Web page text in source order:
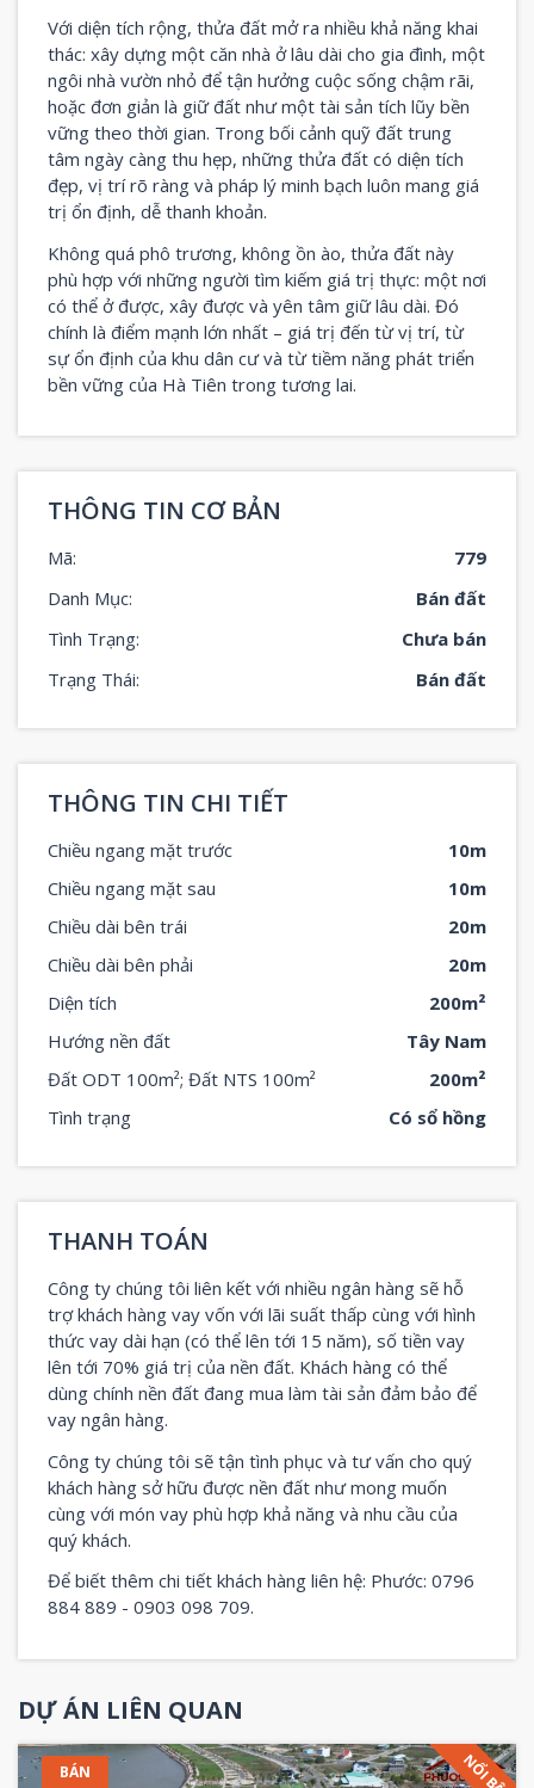
Với diện tích rộng, thửa đất mở ra nhiều khả năng khai
thác: xây dựng một căn nhà ở lâu dài cho gia đình, một
ngôi nhà vườn nhỏ để tận hưởng cuộc sống chậm rãi,
hoặc đơn giản là giữ đất như một tài sản tích lũy bền
vững theo thời gian. Trong bối cảnh quỹ đất trung
tâm ngày càng thu hẹp, những thửa đất có diện tích
đẹp, vị trí rõ ràng và pháp lý minh bạch luôn mang giá
trị ổn định, dễ thanh khoản.
Không quá phô trương, không ồn ào, thửa đất này
phù hợp với những người tìm kiếm giá trị thực: một nơi
có thể ở được, xây được và yên tâm giữ lâu dài. Đó
chính là điểm mạnh lớn nhất – giá trị đến từ vị trí, từ
sự ổn định của khu dân cư và từ tiềm năng phát triển
bền vững của Hà Tiên trong tương lai.
THÔNG TIN CƠ BẢN
Mã:
779
Danh Mục:
Bán đất
Tình Trạng:
Chưa bán
Trạng Thái:
Bán đất
THÔNG TIN CHI TIẾT
Chiều ngang mặt trước
10m
Chiều ngang mặt sau
10m
Chiều dài bên trái
20m
Chiều dài bên phải
20m
Diện tích
200m²
Hướng nền đất
Tây Nam
Đất ODT 100m²; Đất NTS 100m²
200m²
Tình trạng
Có sổ hồng
THANH TOÁN
Công ty chúng tôi liên kết với nhiều ngân hàng sẽ hỗ
trợ khách hàng vay vốn với lãi suất thấp cùng với hình
thức vay dài hạn (có thể lên tới 15 năm), số tiền vay
lên tới 70% giá trị của nền đất. Khách hàng có thể
dùng chính nền đất đang mua làm tài sản đảm bảo để
vay ngân hàng.
Công ty chúng tôi sẽ tận tình phục và tư vấn cho quý
khách hàng sở hữu được nền đất như mong muốn
cùng với món vay phù hợp khả năng và nhu cầu của
quý khách.
Để biết thêm chi tiết khách hàng liên hệ: Phước: 0796
884 889 - 0903 098 709.
DỰ ÁN LIÊN QUAN
BÁN